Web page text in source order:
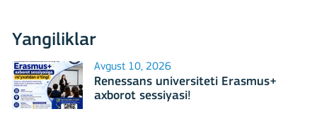
Yangiliklar
Avgust 10, 2026
Renessans universiteti Erasmus+
axborot sessiyasi!